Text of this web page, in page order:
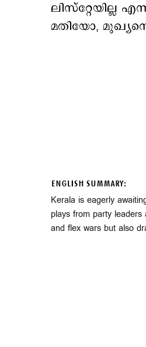
ലിസ്റ്റേയില്ല
മതിയോ,
ENGLISH SUMMARY:
Kerala is eagerly
plays from party
and flex wars but also